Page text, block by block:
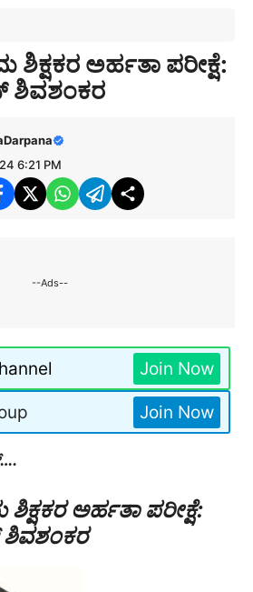
ಅರ್ಹತಾ ಪರೀಕ್ಷೆ:
ಶಿವಶಂಕರ
6:21 PM
--Ads--
Join Now
Join Now
ಅರ್ಹತಾ ಪರೀಕ್ಷೆ:
ಶಿವಶಂಕರ